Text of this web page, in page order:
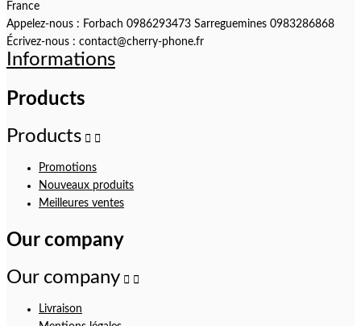
France
Appelez-nous : Forbach 0986293473 Sarreguemines 0983286868
Écrivez-nous : contact@cherry-phone.fr
Informations
Products
Products  
Promotions
Nouveaux produits
Meilleures ventes
Our company
Our company  
Livraison